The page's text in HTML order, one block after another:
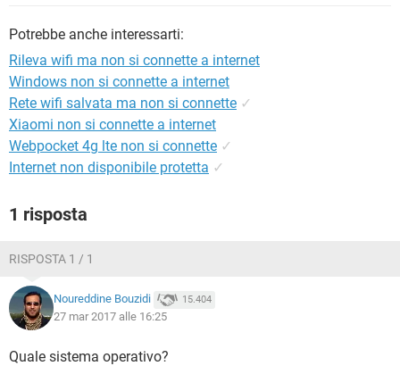
Potrebbe anche interessarti:
Rileva wifi ma non si connette a internet
Windows non si connette a internet
Rete wifi salvata ma non si connette ✓
Xiaomi non si connette a internet
Webpocket 4g lte non si connette ✓
Internet non disponibile protetta ✓
1 risposta
RISPOSTA 1 / 1
Noureddine Bouzidi 15.404
27 mar 2017 alle 16:25
Quale sistema operativo?